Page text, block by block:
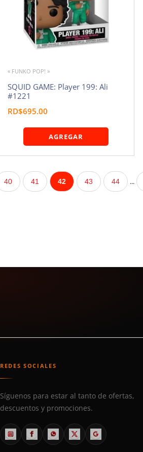
« FUNKO POP! »
SQUID GAME: Player 199: Ali
#1221
RD$695.00
AGREGAR
40 41 42 43 44 ...
REDES SOCIALES
Síguenos para estar al tanto de ofertas,
descuentos y promociones.